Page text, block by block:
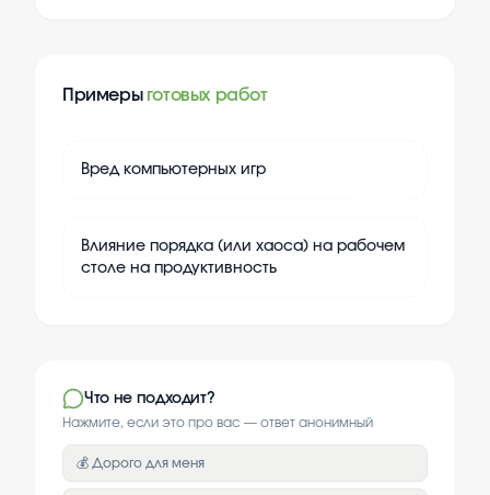
Примеры готовых работ
Вред компьютерных игр
Влияние порядка (или хаоса) на рабочем
столе на продуктивность
Что не подходит?
Нажмите, если это про вас — ответ анонимный
💰 Дорого для меня